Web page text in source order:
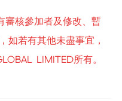
核參加者及修改、暫
如若有其他未盡事宜，
LIMITED所有。